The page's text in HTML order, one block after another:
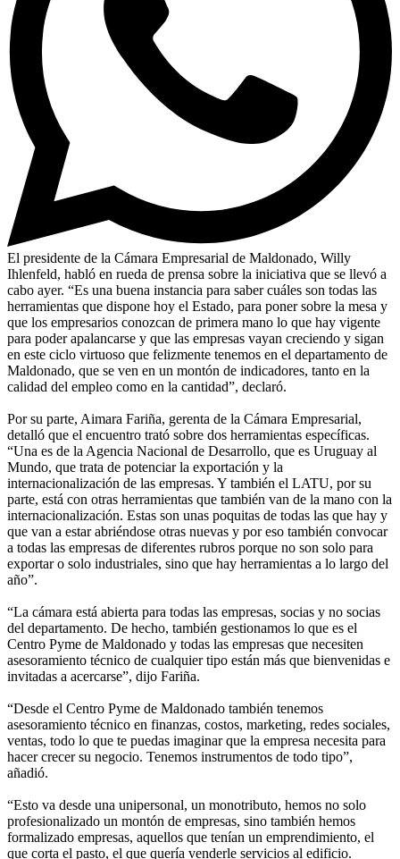
El presidente de la Cámara Empresarial de Maldonado, Willy
Ihlenfeld, habló en rueda de prensa sobre la iniciativa que se llevó a
cabo ayer. “Es una buena instancia para saber cuáles son todas las
herramientas que dispone hoy el Estado, para poner sobre la mesa y
que los empresarios conozcan de primera mano lo que hay vigente
para poder apalancarse y que las empresas vayan creciendo y sigan
en este ciclo virtuoso que felizmente tenemos en el departamento de
Maldonado, que se ven en un montón de indicadores, tanto en la
calidad del empleo como en la cantidad”, declaró.
Por su parte, Aimara Fariña, gerenta de la Cámara Empresarial,
detalló que el encuentro trató sobre dos herramientas específicas.
“Una es de la Agencia Nacional de Desarrollo, que es Uruguay al
Mundo, que trata de potenciar la exportación y la
internacionalización de las empresas. Y también el LATU, por su
parte, está con otras herramientas que también van de la mano con la
internacionalización. Estas son unas poquitas de todas las que hay y
que van a estar abriéndose otras nuevas y por eso también convocar
a todas las empresas de diferentes rubros porque no son solo para
exportar o solo industriales, sino que hay herramientas a lo largo del
año”.
“La cámara está abierta para todas las empresas, socias y no socias
del departamento. De hecho, también gestionamos lo que es el
Centro Pyme de Maldonado y todas las empresas que necesiten
asesoramiento técnico de cualquier tipo están más que bienvenidas e
invitadas a acercarse”, dijo Fariña.
“Desde el Centro Pyme de Maldonado también tenemos
asesoramiento técnico en finanzas, costos, marketing, redes sociales,
ventas, todo lo que te puedas imaginar que la empresa necesita para
hacer crecer su negocio. Tenemos instrumentos de todo tipo”,
añadió.
“Esto va desde una unipersonal, un monotributo, hemos no solo
profesionalizado un montón de empresas, sino también hemos
formalizado empresas, aquellos que tenían un emprendimiento, el
que corta el pasto, el que quería venderle servicios al edificio.